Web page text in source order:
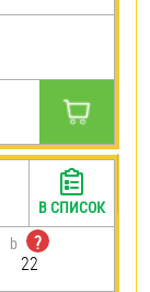
b
?
22
В СПИСОК